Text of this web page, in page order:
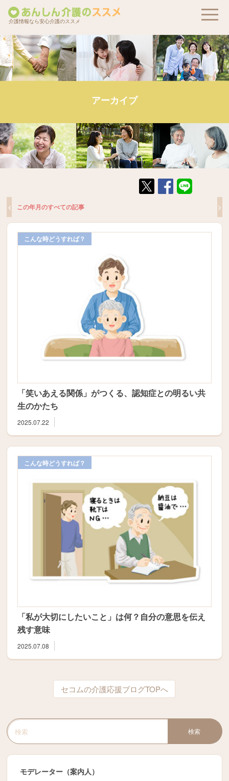
介護情報なら安心介護のススメ
アーカイブ
この年月のすべての記事
こんな時どうすれば？
「笑いあえる関係」がつくる、認知症との明るい共
生のかたち
2025.07.22
こんな時どうすれば？
「私が大切にしたいこと」は何？自分の意思を伝え
残す意味
2025.07.08
セコムの介護応援ブログTOPへ
検索キーワード入力
検索
モデレーター（案内人）